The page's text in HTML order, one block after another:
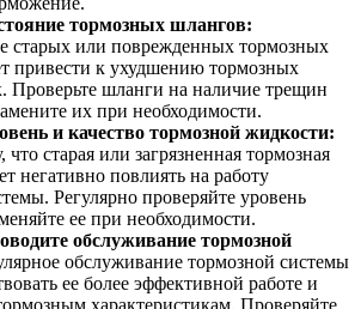
тормозных шлангов:
старых или поврежденных тормозных
привести к ухудшению тормозных
Проверьте шланги на наличие трещин
их при необходимости.
и качество тормозной жидкости:
старая или загрязненная тормозная
негативно повлиять на работу
Регулярно проверяйте уровень
ее при необходимости.
обслуживание тормозной
обслуживание тормозной системы
ее более эффективной работе и
характеристикам. Проверяйте